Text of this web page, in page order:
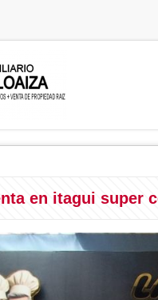
en itagui super